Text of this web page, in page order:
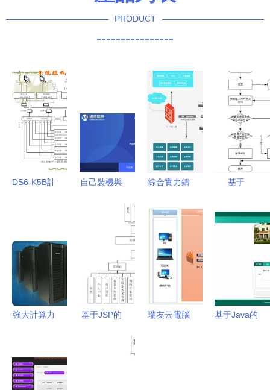
PRODUCT
----------------
DS6-K5B計
相關）計算
指南
自己裝機與
件組裝到計
務
綜合實力鑄
長城電腦信
息安全服務
的核心競爭
力解析
基于
的酒店客房
管理信息系
強大計算力
x3850 X6
服務器
基于JSP的
瑞友云電腦
基于Java的